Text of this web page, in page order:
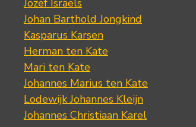
Jozef Israëls
Johan Barthold Jongkind
Kasparus Karsen
Herman ten Kate
Mari ten Kate
Johannes Marius ten Kate
Lodewijk Johannes Kleijn
Johannes Christiaan Karel